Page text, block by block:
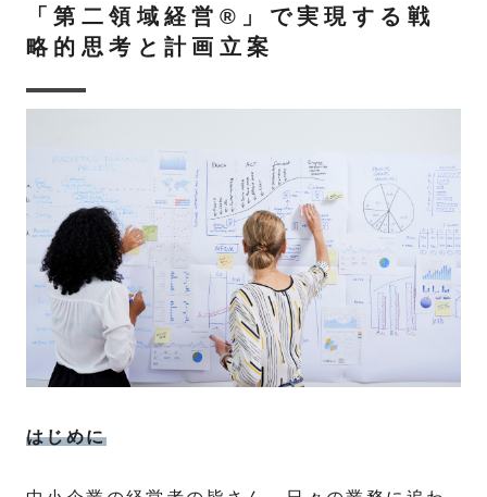
「第二領域経営®」で実現する戦
略的思考と計画立案
はじめに